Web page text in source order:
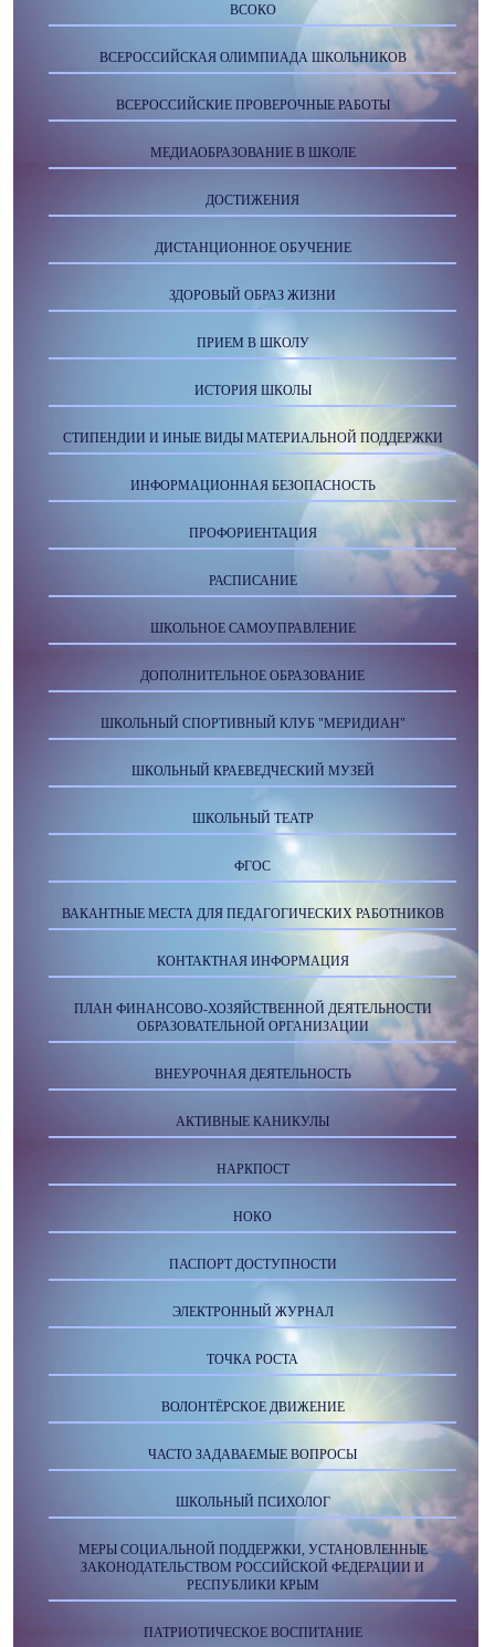
ВСОКО
ВСЕРОССИЙСКАЯ ОЛИМПИАДА ШКОЛЬНИКОВ
ВСЕРОССИЙСКИЕ ПРОВЕРОЧНЫЕ РАБОТЫ
МЕДИАОБРАЗОВАНИЕ В ШКОЛЕ
ДОСТИЖЕНИЯ
ДИСТАНЦИОННОЕ ОБУЧЕНИЕ
ЗДОРОВЫЙ ОБРАЗ ЖИЗНИ
ПРИЕМ В ШКОЛУ
ИСТОРИЯ ШКОЛЫ
СТИПЕНДИИ И ИНЫЕ ВИДЫ МАТЕРИАЛЬНОЙ ПОДДЕРЖКИ
ИНФОРМАЦИОННАЯ БЕЗОПАСНОСТЬ
ПРОФОРИЕНТАЦИЯ
РАСПИСАНИЕ
ШКОЛЬНОЕ САМОУПРАВЛЕНИЕ
ДОПОЛНИТЕЛЬНОЕ ОБРАЗОВАНИЕ
ШКОЛЬНЫЙ СПОРТИВНЫЙ КЛУБ "МЕРИДИАН"
ШКОЛЬНЫЙ КРАЕВЕДЧЕСКИЙ МУЗЕЙ
ШКОЛЬНЫЙ ТЕАТР
ФГОС
ВАКАНТНЫЕ МЕСТА ДЛЯ ПЕДАГОГИЧЕСКИХ РАБОТНИКОВ
КОНТАКТНАЯ ИНФОРМАЦИЯ
ПЛАН ФИНАНСОВО-ХОЗЯЙСТВЕННОЙ ДЕЯТЕЛЬНОСТИ
ОБРАЗОВАТЕЛЬНОЙ ОРГАНИЗАЦИИ
ВНЕУРОЧНАЯ ДЕЯТЕЛЬНОСТЬ
АКТИВНЫЕ КАНИКУЛЫ
НАРКПОСТ
НОКО
ПАСПОРТ ДОСТУПНОСТИ
ЭЛЕКТРОННЫЙ ЖУРНАЛ
ТОЧКА РОСТА
ВОЛОНТЁРСКОЕ ДВИЖЕНИЕ
ЧАСТО ЗАДАВАЕМЫЕ ВОПРОСЫ
ШКОЛЬНЫЙ ПСИХОЛОГ
МЕРЫ СОЦИАЛЬНОЙ ПОДДЕРЖКИ, УСТАНОВЛЕННЫЕ
ЗАКОНОДАТЕЛЬСТВОМ РОССИЙСКОЙ ФЕДЕРАЦИИ И
РЕСПУБЛИКИ КРЫМ
ПАТРИОТИЧЕСКОЕ ВОСПИТАНИЕ